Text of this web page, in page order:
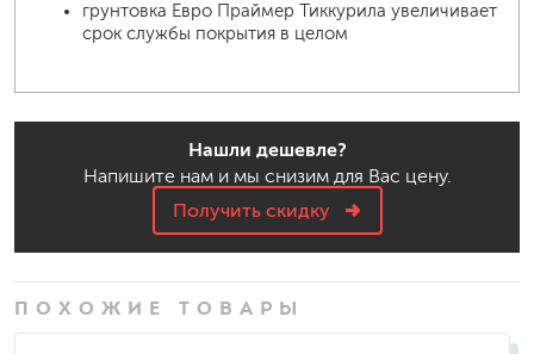
грунтовка Евро Праймер Тиккурила увеличивает
срок службы покрытия в целом
Нашли дешевле?
Напишите нам и мы снизим для Вас цену.
Получить скидку
ПОХОЖИЕ ТОВАРЫ